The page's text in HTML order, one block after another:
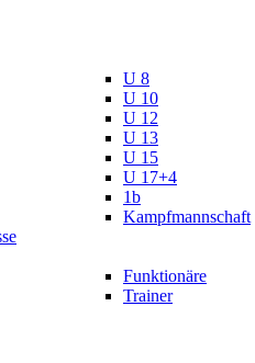
U 8
U 10
U 12
U 13
U 15
U 17+4
1b
Kampfmannschaft
Funktionäre
Trainer